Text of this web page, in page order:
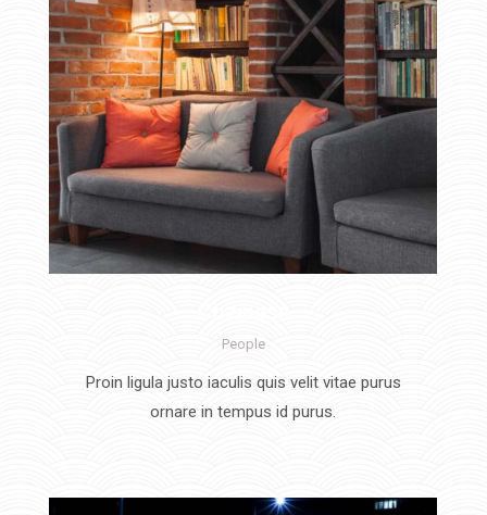
People
Proin ligula justo iaculis quis velit vitae purus
ornare in tempus id purus.